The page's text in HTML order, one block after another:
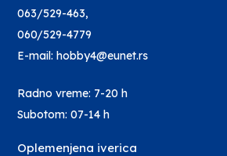
063/529-463,
060/529-4779
E-mail: hobby4@eunet.rs
Radno vreme: 7-20 h
Subotom: 07-14 h
Oplemenjena iverica